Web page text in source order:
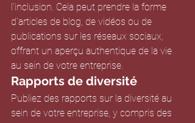
l'inclusion. Cela peut prendre la forme
d'articles de blog, de vidéos ou de
publications sur les réseaux sociaux,
offrant un aperçu authentique de la vie
au sein de votre entreprise.
Rapports de diversité
Publiez des rapports sur la diversité au
sein de votre entreprise, y compris des